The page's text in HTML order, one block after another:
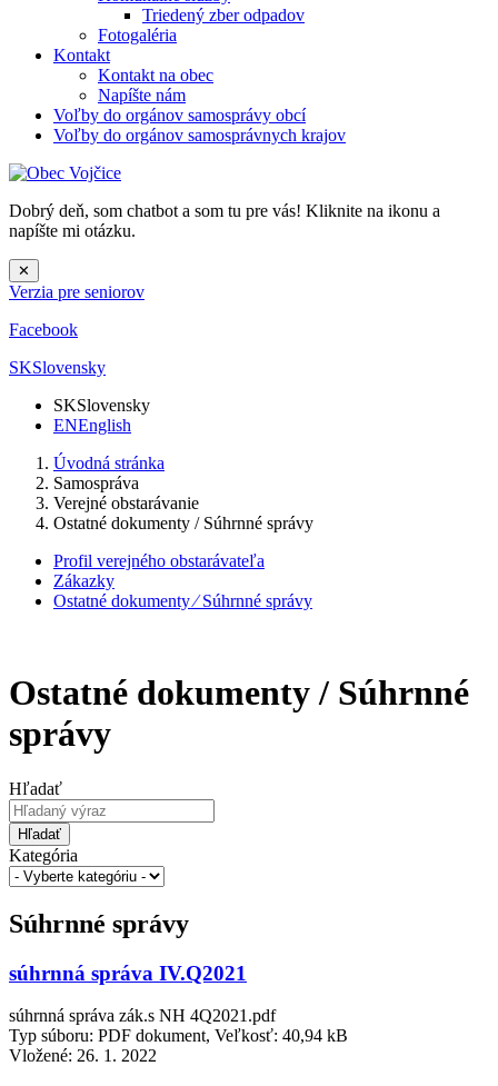
Triedený zber odpadov
Fotogaléria
Kontakt
Kontakt na obec
Napíšte nám
Voľby do orgánov samosprávy obcí
Voľby do orgánov samosprávnych krajov
Dobrý deň, som chatbot a som tu pre vás! Kliknite na ikonu a
napíšte mi otázku.
✕
Verzia pre seniorov
Facebook
SKSlovensky
SKSlovensky
ENEnglish
Úvodná stránka
Samospráva
Verejné obstarávanie
Ostatné dokumenty / Súhrnné správy
Profil verejného obstarávateľa
Zákazky
Ostatné dokumenty ⁄ Súhrnné správy
Ostatné dokumenty / Súhrnné
správy
Hľadať
Hľadať
Kategória
Súhrnné správy
súhrnná správa IV.Q2021
súhrnná správa zák.s NH 4Q2021.pdf
Typ súboru: PDF dokument, Veľkosť: 40,94 kB
Vložené: 26. 1. 2022